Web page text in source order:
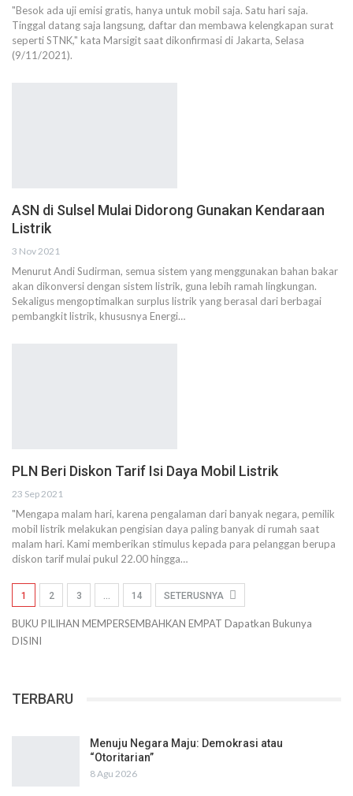
"Besok ada uji emisi gratis, hanya untuk mobil saja. Satu hari saja.
Tinggal datang saja langsung, daftar dan membawa kelengkapan surat
seperti STNK," kata Marsigit saat dikonfirmasi di Jakarta, Selasa
(9/11/2021).
ASN di Sulsel Mulai Didorong Gunakan Kendaraan
Listrik
3 Nov 2021
Menurut Andi Sudirman, semua sistem yang menggunakan bahan bakar
akan dikonversi dengan sistem listrik, guna lebih ramah lingkungan.
Sekaligus mengoptimalkan surplus listrik yang berasal dari berbagai
pembangkit listrik, khususnya Energi…
PLN Beri Diskon Tarif Isi Daya Mobil Listrik
23 Sep 2021
"Mengapa malam hari, karena pengalaman dari banyak negara, pemilik
mobil listrik melakukan pengisian daya paling banyak di rumah saat
malam hari. Kami memberikan stimulus kepada para pelanggan berupa
diskon tarif mulai pukul 22.00 hingga…
1 2 3 … 14 SETERUSNYA
BUKU PILIHAN MEMPERSEMBAHKAN EMPAT Dapatkan Bukunya
DISINI
TERBARU
Menuju Negara Maju: Demokrasi atau
“Otoritarian”
8 Agu 2026